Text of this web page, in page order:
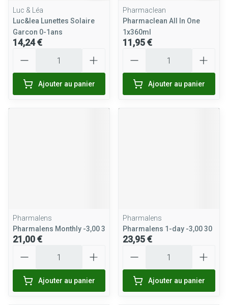
Luc & Léa
Luc&lea Lunettes Solaire
Garcon 0-1ans
14,24 €
Ajouter au panier
Pharmaclean
Pharmaclean All In One
1x360ml
11,95 €
Ajouter au panier
Pharmalens
Pharmalens Monthly -3,00 3
21,00 €
Ajouter au panier
Pharmalens
Pharmalens 1-day -3,00 30
23,95 €
Ajouter au panier